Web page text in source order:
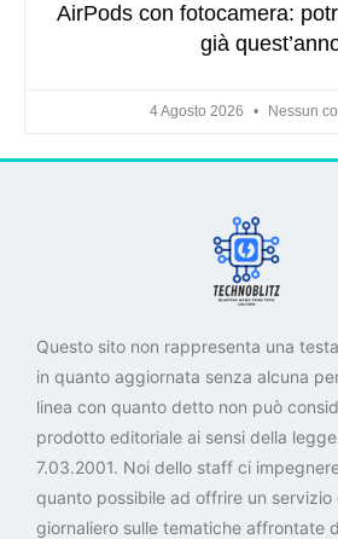
AirPods con fotocamera:
già
4 Agosto 2026 Nessun
Questo sito non rappresenta una
in quanto aggiornata senza alcuna
linea con quanto detto non può
prodotto editoriale ai sensi della
7.03.2001. Noi dello staff ci
quanto possibile ad offrire un servizio
giornaliero sulle tematiche affrontate